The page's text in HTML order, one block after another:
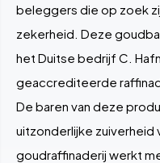
beleggers die op zoek
zekerheid. Deze
het Duitse bedrijf C.
geaccrediteerde
De baren van deze
uitzonderlijke zuiverheid
goudraffinaderij werkt